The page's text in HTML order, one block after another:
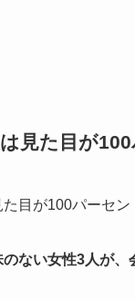
見た目が
た目が100パーセ
ない女性3人が